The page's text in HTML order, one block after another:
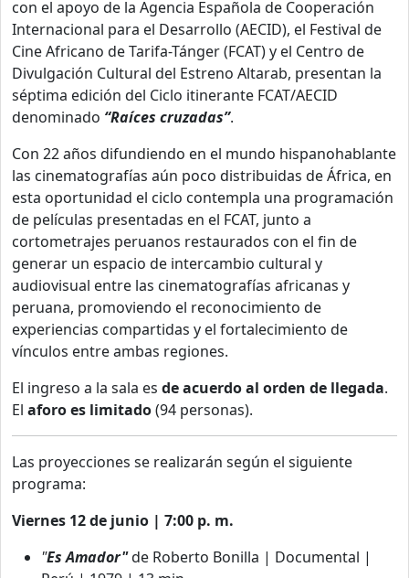
con el apoyo de la Agencia Española de Cooperación
Internacional para el Desarrollo (AECID), el Festival de
Cine Africano de Tarifa-Tánger (FCAT) y el Centro de
Divulgación Cultural del Estreno Altarab, presentan la
séptima edición del Ciclo itinerante FCAT/AECID
denominado “Raíces cruzadas”.
Con 22 años difundiendo en el mundo hispanohablante
las cinematografías aún poco distribuidas de África, en
esta oportunidad el ciclo contempla una programación
de películas presentadas en el FCAT, junto a
cortometrajes peruanos restaurados con el fin de
generar un espacio de intercambio cultural y
audiovisual entre las cinematografías africanas y
peruana, promoviendo el reconocimiento de
experiencias compartidas y el fortalecimiento de
vínculos entre ambas regiones.
El ingreso a la sala es de acuerdo al orden de llegada.
El aforo es limitado(94 personas).
Las proyecciones se realizarán según el siguiente
programa:
Viernes 12 de junio | 7:00 p. m.
"Es Amador"de Roberto Bonilla | Documental |